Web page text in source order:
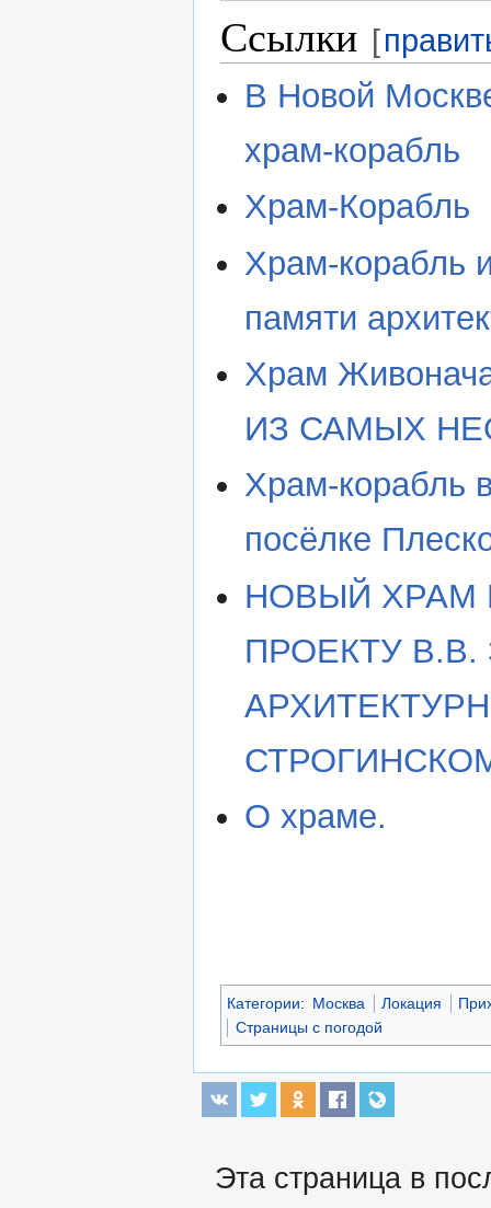
Ссылки [
В Новой
храм-корабль
Храм-Корабль
Храм-корабль
памяти
Храм
ИЗ САМЫХ
Храм-корабль
посёлке
НОВЫЙ ХРАМ
ПРОЕКТУ
О храме.
Категории: Москва Локация
Страницы с погодой
Эта страница в